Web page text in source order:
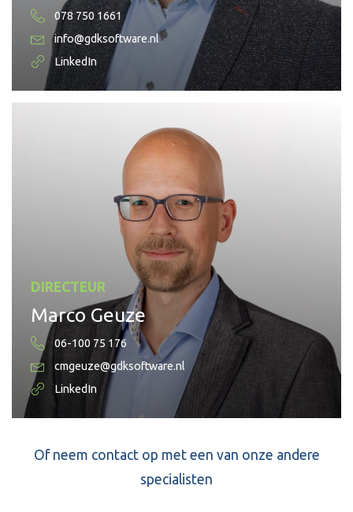
078 750 1661
info@gdksoftware.nl
LinkedIn
DIRECTEUR
Marco Geuze
06-100 75 176
cmgeuze@gdksoftware.nl
LinkedIn
Of neem contact op met een van onze andere
specialisten